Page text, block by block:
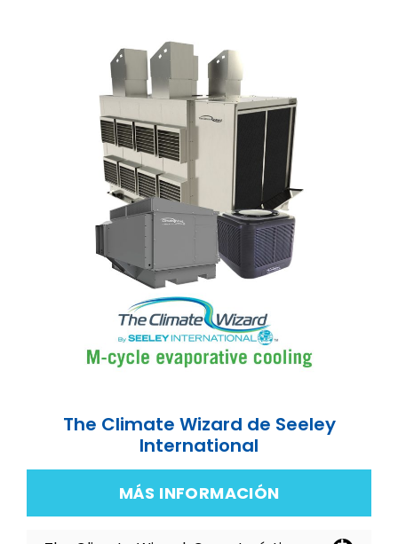
The Climate Wizard de Seeley
International
MÁS INFORMACIÓN